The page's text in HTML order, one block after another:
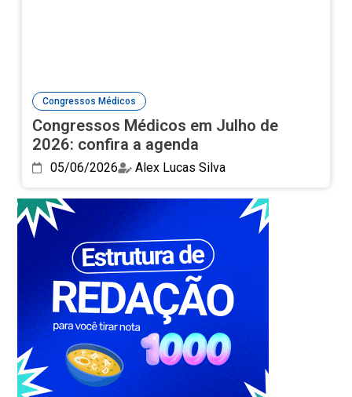
Congressos Médicos
Congressos Médicos em Julho de
2026: confira a agenda
05/06/2026 Alex Lucas Silva